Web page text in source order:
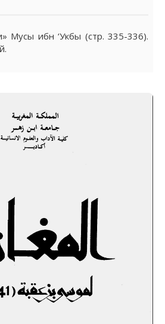
Мусы ибн ‘Укбы (стр. 335-336).